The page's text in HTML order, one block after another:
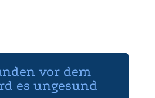
vor dem
es ungesund